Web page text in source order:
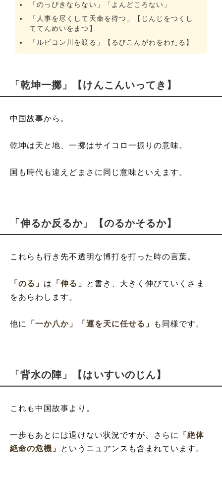
「のっぴきならない」「よんどころない」
「人事を尽くして天命を待つ」【じんじをつくし
ててんめいをまつ】
「ルビコン川を渡る」【るびこんがわをわたる】
「乾坤一擲」【けんこんいってき】
中国故事から。
乾坤は天と地、一擲はサイコロ一振りの意味。
国も時代も違えどまさに同じ意味といえます。
「伸るか反るか」【のるかそるか】
これらも行き先不透明な博打を打った時の言葉。
「のる」 は 「伸る」
と書き、大きく伸びていくさま
をあらわします。
他に 「一か八か」 「運を天に任せる」 も同様です。
「背水の陣」【はいすいのじん】
これも中国故事より。
一歩もあとには退けない状況ですが、さらに
「絶体
絶命の危機」 というニュアンスも含まれています。